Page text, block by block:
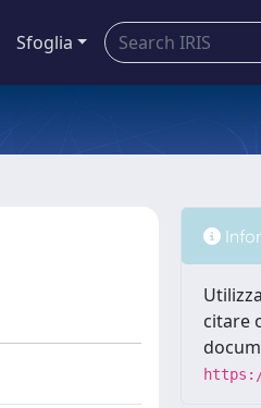
Sfoglia
citare